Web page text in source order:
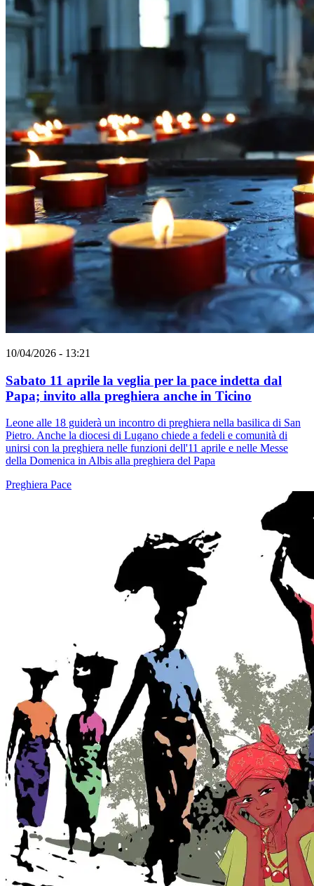
10/04/2026 - 13:21
Sabato 11 aprile la veglia per la pace indetta dal
Papa; invito alla preghiera anche in Ticino
Leone alle 18 guiderà un incontro di preghiera nella basilica di San
Pietro. Anche la diocesi di Lugano chiede a fedeli e comunità di
unirsi con la preghiera nelle funzioni dell'11 aprile e nelle Messe
della Domenica in Albis alla preghiera del Papa
Preghiera Pace